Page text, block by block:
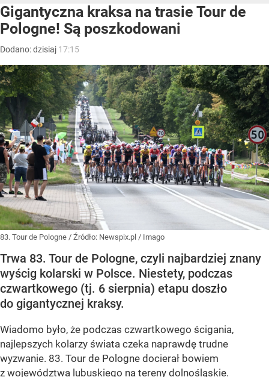
Gigantyczna kraksa na trasie Tour de
Pologne! Są poszkodowani
Dodano:dzisiaj 17:15
83. Tour de Pologne / Źródło: Newspix.pl / Imago
Trwa 83. Tour de Pologne, czyli najbardziej znany
wyścig kolarski w Polsce. Niestety, podczas
czwartkowego (tj. 6 sierpnia) etapu doszło
do gigantycznej kraksy.
Wiadomo było, że podczas czwartkowego ścigania,
najlepszych kolarzy świata czeka naprawdę trudne
wyzwanie. 83. Tour de Pologne docierał bowiem
z województwa lubuskiego na tereny dolnośląskie.